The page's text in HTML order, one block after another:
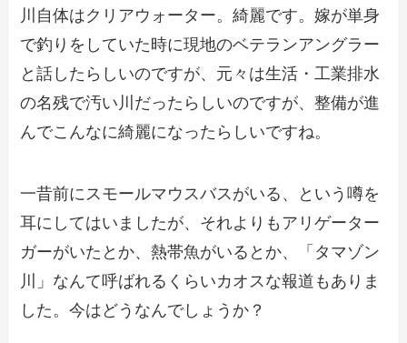
川自体はクリアウォーター。綺麗です。嫁が単身
で釣りをしていた時に現地のベテランアングラー
と話したらしいのですが、元々は生活・工業排水
の名残で汚い川だったらしいのですが、整備が進
んでこんなに綺麗になったらしいですね。
一昔前にスモールマウスバスがいる、という噂を
耳にしてはいましたが、それよりもアリゲーター
ガーがいたとか、熱帯魚がいるとか、「タマゾン
川」なんて呼ばれるくらいカオスな報道もありま
した。今はどうなんでしょうか？